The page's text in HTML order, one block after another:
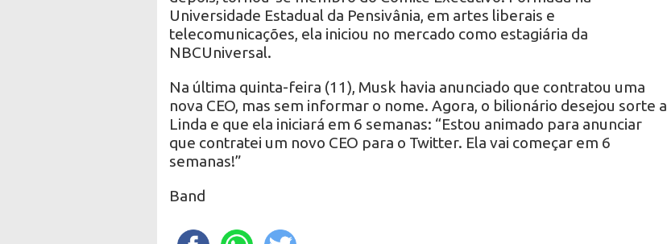
Universidade Estadual da Pensivânia, em artes liberais e
telecomunicações, ela iniciou no mercado como estagiária da
NBCUniversal.
Na última quinta-feira (11), Musk havia anunciado que contratou uma
nova CEO, mas sem informar o nome. Agora, o bilionário desejou sorte a
Linda e que ela iniciará em 6 semanas: “Estou animado para anunciar
que contratei um novo CEO para o Twitter. Ela vai começar em 6
semanas!”
Band